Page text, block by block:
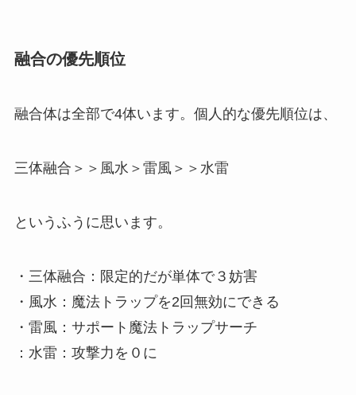
融合の優先順位
融合体は全部で4体います。個人的な優先順位は、
三体融合＞＞風水＞雷風＞＞水雷
というふうに思います。
・三体融合：限定的だが単体で３妨害
・風水：魔法トラップを2回無効にできる
・雷風：サポート魔法トラップサーチ
：水雷：攻撃力を０に